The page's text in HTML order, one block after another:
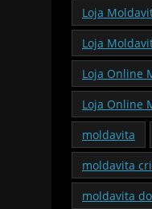
Loja
Loja
Loja Online
Loja Online
moldavita
moldavita
moldavita